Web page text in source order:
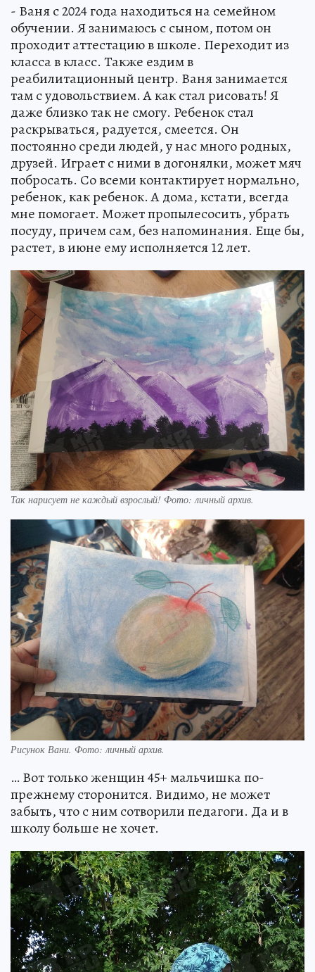
- Ваня с 2024 года находиться на семейном
обучении. Я занимаюсь с сыном, потом он
проходит аттестацию в школе. Переходит из
класса в класс. Также ездим в
реабилитационный центр. Ваня занимается
там с удовольствием. А как стал рисовать! Я
даже близко так не смогу. Ребенок стал
раскрываться, радуется, смеется. Он
постоянно среди людей, у нас много родных,
друзей. Играет с ними в догонялки, может мяч
побросать. Со всеми контактирует нормально,
ребенок, как ребенок. А дома, кстати, всегда
мне помогает. Может пропылесосить, убрать
посуду, причем сам, без напоминания. Еще бы,
растет, в июне ему исполняется 12 лет.
Так нарисует не каждый взрослый! Фото: личный архив.
Рисунок Вани. Фото: личный архив.
… Вот только женщин 45+ мальчишка по-
прежнему сторонится. Видимо, не может
забыть, что с ним сотворили педагоги. Да и в
школу больше не хочет.